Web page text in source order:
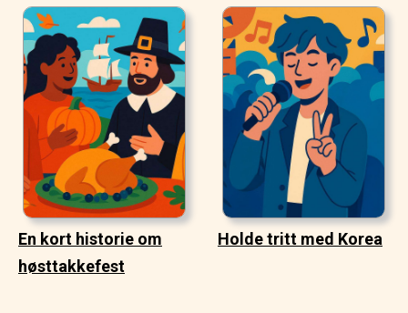
En kort historie om
høsttakkefest
Holde tritt med Korea